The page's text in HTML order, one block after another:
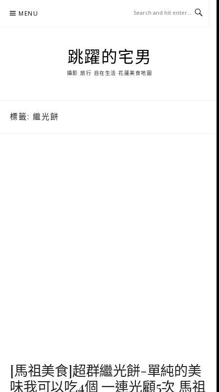
MENU
跳躍的宅男
攝影 旅行 自在生活 花蓮美食地圖
標籤: 繼光餅
[馬祖美食]超群繼光餅-單純的美
味我可以吃4個 一連光顧5次 馬祖